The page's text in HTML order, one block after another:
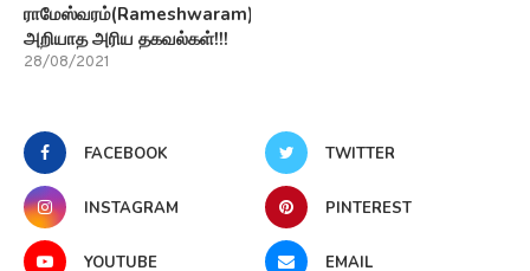
ராமேஸ்வரம்(Rameshwaram)பற்றி
அறியாத அரிய தகவல்கள்!!!
28/08/2021
FACEBOOK TWITTER
INSTAGRAM PINTEREST
YOUTUBE EMAIL